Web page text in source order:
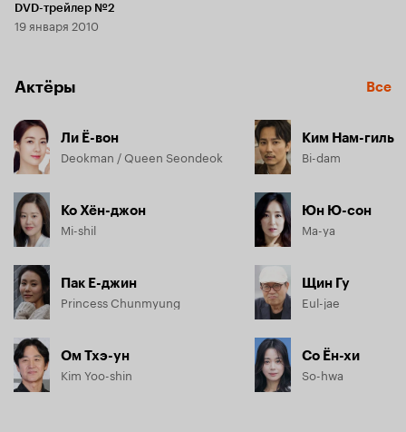
DVD-трейлер №2
19 января 2010
Актёры Все
Ли Ё-вон
Deokman / Queen Seondeok
Ко Хён-джон
Mi-shil
Пак Е-джин
Princess Chunmyung
Ом Тхэ-ун
Kim Yoo-shin
Ким Нам-гиль
Bi-dam
Юн Ю-сон
Ma-ya
Щин Гу
Eul-jae
Со Ён-хи
So-hwa